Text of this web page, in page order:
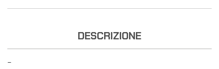
DESCRIZIONE
—